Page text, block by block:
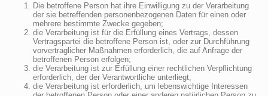
Die betroffene Person hat ihre Einwilligung zu der Verarbeitung
der sie betreffenden personenbezogenen Daten für einen oder
mehrere bestimmte Zwecke gegeben;
die Verarbeitung ist für die Erfüllung eines Vertrags, dessen
Vertragspartei die betroffene Person ist, oder zur Durchführung
vorvertraglicher Maßnahmen erforderlich, die auf Anfrage der
betroffenen Person erfolgen;
die Verarbeitung ist zur Erfüllung einer rechtlichen Verpflichtung
erforderlich, der der Verantwortliche unterliegt;
die Verarbeitung ist erforderlich, um lebenswichtige Interessen